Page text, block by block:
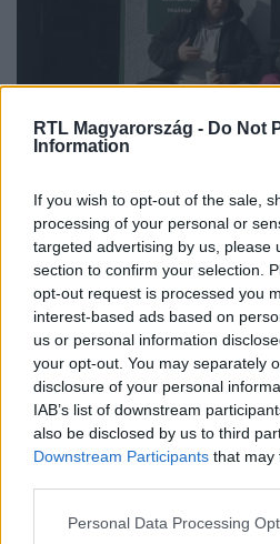
RTL Magyarország - Do Not
Information
If you wish to opt-out of the sale,
processing of your personal or
targeted advertising by us, please
section to confirm your selection.
opt-out request is processed you
interest-based ads based on
us or personal information
your opt-out. You may separately
disclosure of your personal
IAB’s list of downstream
also be disclosed by us to third
Downstream Participants that may
Please note that this website/app
Personal Data Processing
2024. május 23. 22:00
Terike bekapja a horgot a
Csali és Huzal érdeklődve
derekát Renátónak, közben
támolyognak haza Ökörapáti
rémül, miután Józsi elveszíti az
örökösök – A visszatérés